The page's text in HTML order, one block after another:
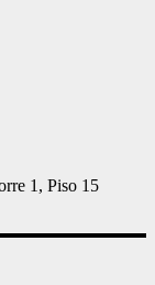
1, Piso 15